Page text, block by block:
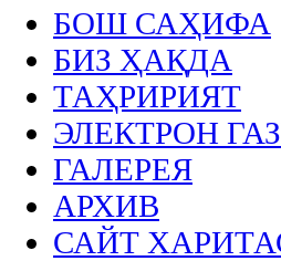
БОШ САҲИФА
БИЗ ҲАҚДА
ТАҲРИРИЯТ
ЭЛЕКТРОН
ГАЛЕРЕЯ
АРХИВ
САЙТ